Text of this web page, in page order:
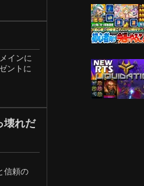
インに
ントに
壊れだ
信頼の